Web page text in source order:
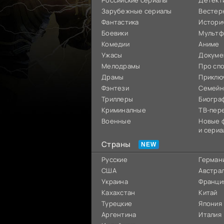
Зарубежные сериалы
Фантастика
Боевики
Комедии
Ужасы
Мелодрамы
Драмы
Фэнтези
Триллеры
Криминалные
Военные
Аниме
Про
ТВ-
Новые
и
Страны
Русские
США
Украина
Кахахстан
Турецкие
Аргентина
Китай
Япония
Италия